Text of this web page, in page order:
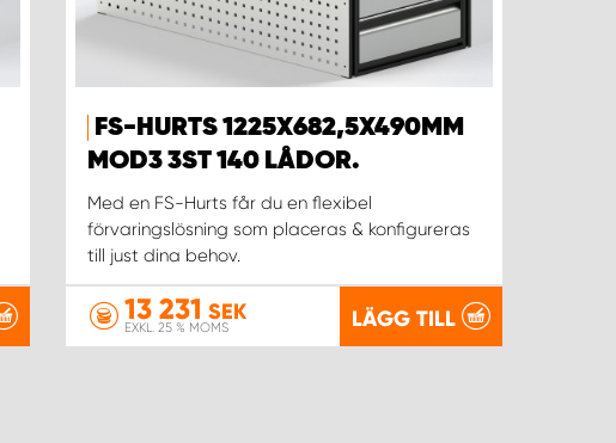
FS-HURTS 1225X682,5X490MM
MOD3 3ST 140 LÅDOR.
Med en FS-Hurts får du en flexibel
förvaringslösning som placeras & konfigureras
till just dina behov.
13 231 SEK
EXKL. 25 % MOMS LÄGG TILL